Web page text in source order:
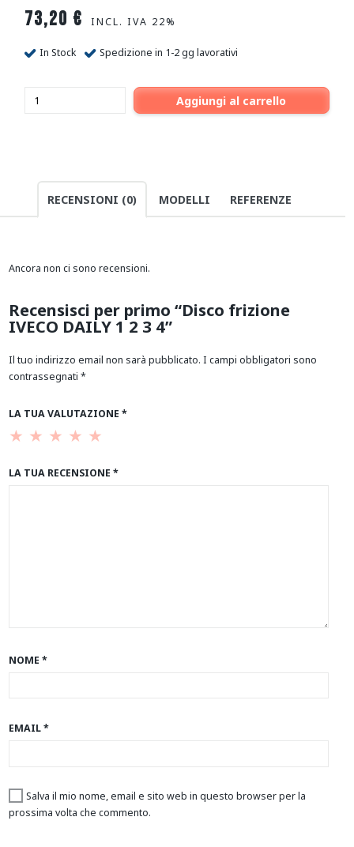
73,20 € INCL. IVA 22%
In Stock Spedizione in 1-2 gg lavorativi
Aggiungi al carrello
RECENSIONI (0) MODELLI REFERENZE
Ancora non ci sono recensioni.
Recensisci per primo “Disco frizione
IVECO DAILY 1 2 3 4”
Il tuo indirizzo email non sarà pubblicato. I campi obbligatori sono
contrassegnati *
LA TUA VALUTAZIONE *
LA TUA RECENSIONE *
NOME *
EMAIL*
Salva il mio nome, email e sito web in questo browser per la
prossima volta che commento.